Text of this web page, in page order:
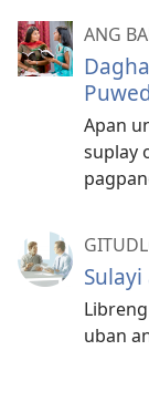
ANG
Apan
suplay
uban